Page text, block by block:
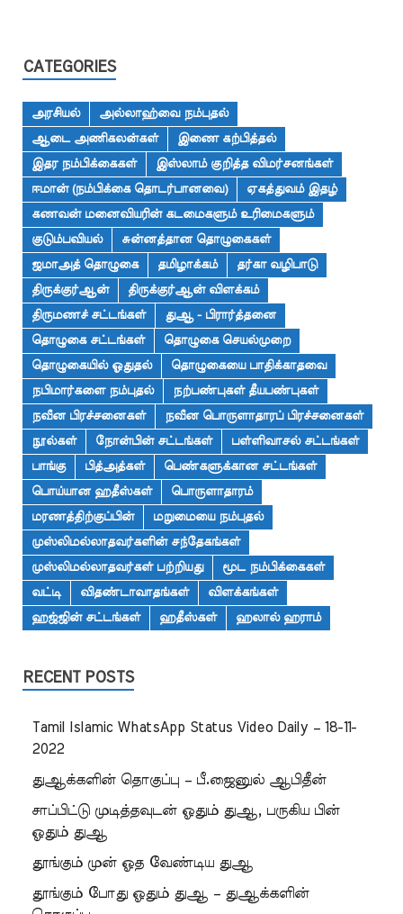
CATEGORIES
அரசியல்
அல்லாஹ்வை நம்புதல்
ஆடை அணிகலன்கள்
இணை கற்பித்தல்
இதர நம்பிக்கைகள்
இஸ்லாம் குறித்த விமர்சனங்கள்
ஈமான் (நம்பிக்கை தொடர்பானவை)
ஏகத்துவம் இதழ்
கணவன் மனைவியரின் கடமைகளும் உரிமைகளும்
குடும்பவியல்
சுன்னத்தான தொழுகைகள்
ஜமாஅத் தொழுகை
தமிழாக்கம்
தர்கா வழிபாடு
திருக்குர்ஆன்
திருக்குர்ஆன் விளக்கம்
திருமணச் சட்டங்கள்
துஆ - பிரார்த்தனை
தொழுகை சட்டங்கள்
தொழுகை செயல்முறை
தொழுகையில் ஓதுதல்
தொழுகையை பாதிக்காதவை
நபிமார்களை நம்புதல்
நற்பண்புகள் தீயபண்புகள்
நவீன பிரச்சனைகள்
நவீன பொருளாதாரப் பிரச்சனைகள்
நூல்கள்
நோன்பின் சட்டங்கள்
பள்ளிவாசல் சட்டங்கள்
பாங்கு
பித்அத்கள்
பெண்களுக்கான சட்டங்கள்
பொய்யான ஹதீஸ்கள்
பொருளாதாரம்
மரணத்திற்குப்பின்
மறுமையை நம்புதல்
முஸ்லிமல்லாதவர்களின் சந்தேகங்கள்
முஸ்லிமல்லாதவர்கள் பற்றியது
மூட நம்பிக்கைகள்
வட்டி
விதண்டாவாதங்கள்
விளக்கங்கள்
ஹஜ்ஜின் சட்டங்கள்
ஹதீஸ்கள் ஹலால் ஹராம்
RECENT POSTS
Tamil Islamic WhatsApp Status Video Daily – 18-11-
2022
துஆக்களின் தொகுப்பு – பீ.ஜைனுல் ஆபிதீன்
சாப்பிட்டு முடித்தவுடன் ஓதும் துஆ, பருகிய பின்
ஓதும் துஆ
தூங்கும் முன் ஓத வேண்டிய துஆ
தூங்கும் போது ஓதும் துஆ – துஆக்களின்